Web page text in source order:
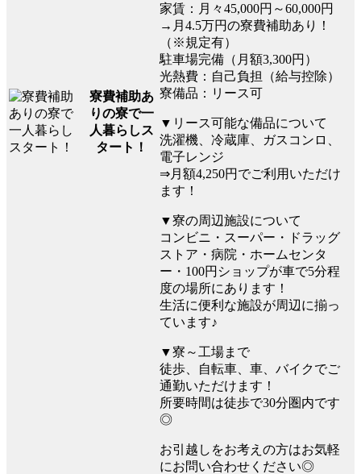
寮費補助あ
りの寮で一
人暮らしス
タート！
家賃：月々45,000円～60,000円
→月4.5万円の寮費補助あり！
（※規定有）
駐車場完備（月額3,300円）
光熱費：自己負担（給与控除）
寮備品：リース可
▼リース可能な備品について
洗濯機、冷蔵庫、ガスコンロ、
電子レンジ
⇒月額4,250円でご利用いただけ
ます！
▼寮の周辺施設について
コンビニ・スーパー・ドラッグ
ストア・病院・ホームセンタ
ー・100円ショップが車で5分程
度の場所にあります！
生活に便利な施設が周辺に揃っ
ています♪
▼寮～工場まで
徒歩、自転車、車、バイクでご
通勤いただけます！
所要時間は徒歩で30分圏内です
◎
お引越しをお考えの方はお気軽
にお問い合わせください◎